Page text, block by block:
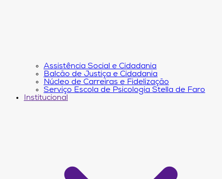
Assistência Social e Cidadania
Balcão de Justiça e Cidadania
Núcleo de Carreiras e Fidelização
Serviço Escola de Psicologia Stella de Faro
Institucional